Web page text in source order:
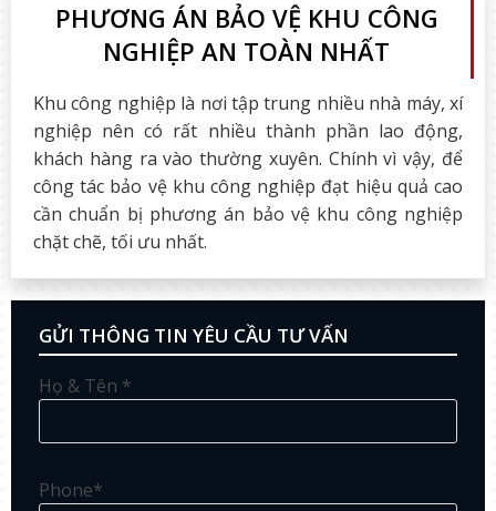
PHƯƠNG ÁN BẢO VỆ KHU CÔNG
NGHIỆP AN TOÀN NHẤT
Khu công nghiệp là nơi tập trung nhiều nhà máy, xí
nghiệp nên có rất nhiều thành phần lao động,
khách hàng ra vào thường xuyên. Chính vì vậy, để
công tác bảo vệ khu công nghiệp đạt hiệu quả cao
cần chuẩn bị phương án bảo vệ khu công nghiệp
chặt chẽ, tối ưu nhất.
GỬI THÔNG TIN YÊU CẦU TƯ VẤN
Họ & Tên *
Phone*